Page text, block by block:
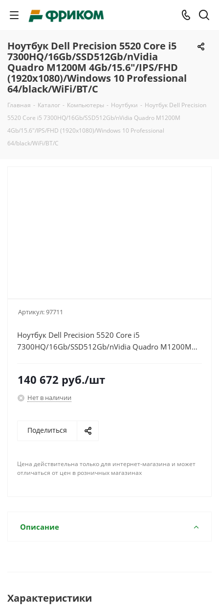
Ноутбук Dell Precision 5520 Core i5
7300HQ/16Gb/SSD512Gb/nVidia
Quadro M1200M 4Gb/15.6"/IPS/FHD
(1920x1080)/Windows 10 Professional
64/black/WiFi/BT/C
Главная - Каталог - Компьютеры - Ноутбуки - Ноутбук Dell Precision
5520 Core i5 7300HQ/16Gb/SSD512Gb/nVidia Quadro M1200M
4Gb/15.6"/IPS/FHD (1920x1080)/Windows 10 Professional
64/black/WiFi/BT/C
Артикул:97711
Ноутбук Dell Precision 5520 Core i5
7300HQ/16Gb/SSD512Gb/nVidia Quadro M1200M
140 672 руб./шт
Нет в наличии
Поделиться
Цена действительна только для интернет-магазина и может
отличаться от цен в розничных магазинах
Описание
Характеристики